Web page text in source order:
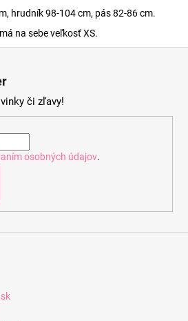
hrudník 98-104 cm, pás 82-86 cm.
na sebe veľkosť XS.
či zľavy!
osobných údajov.